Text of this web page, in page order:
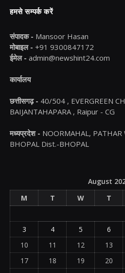
हमसे सम्पर्क करें
संपादक - Mansoor Hasan
मोबाइल - +91 9300847172
ईमेल - admin@newshint24.com
कार्यालय
छत्तीसगढ़ - 40/504 , EVERGREEN
BAIJANTAHAPARA , Raipur - CG
मध्यप्रदेश - NOORMAHAL, PATHAR
BHOPAL Dist.-BHOPAL
August
M
T W T
3
4 5 6
10
11 12 13
17
18 19 20